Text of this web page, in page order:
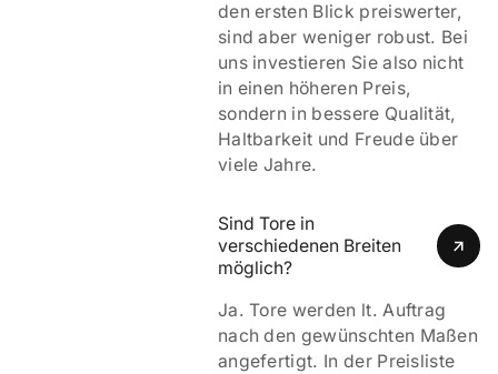
den ersten Blick preiswerter,
sind aber weniger robust. Bei
uns investieren Sie also nicht
in einen höheren Preis,
sondern in bessere Qualität,
Haltbarkeit und Freude über
viele Jahre.
Sind Tore in
verschiedenen Breiten
möglich?
Ja. Tore werden lt. Auftrag
nach den gewünschten Maßen
angefertigt. In der Preisliste